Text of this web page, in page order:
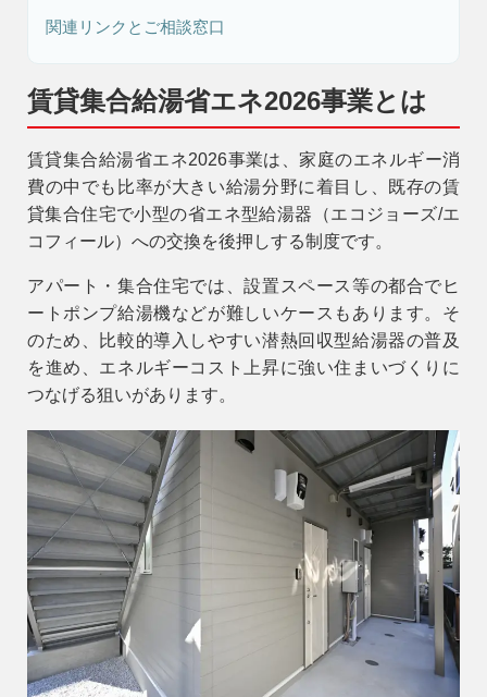
関連リンクとご相談窓口
賃貸集合給湯省エネ2026事業とは
賃貸集合給湯省エネ2026事業は、家庭のエネルギー消
費の中でも比率が大きい給湯分野に着目し、既存の賃
貸集合住宅で小型の省エネ型給湯器（エコジョーズ/エ
コフィール）への交換を後押しする制度です。
アパート・集合住宅では、設置スペース等の都合でヒ
ートポンプ給湯機などが難しいケースもあります。そ
のため、比較的導入しやすい潜熱回収型給湯器の普及
を進め、エネルギーコスト上昇に強い住まいづくりに
つなげる狙いがあります。